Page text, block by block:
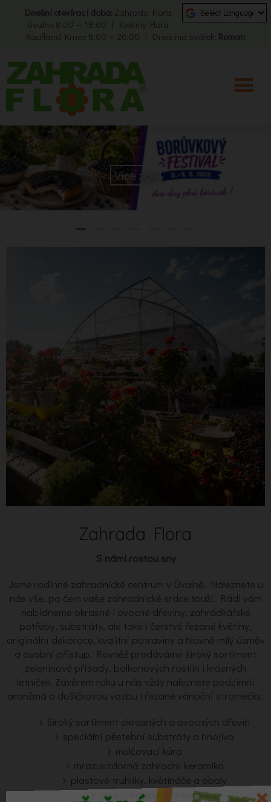
Dnešní otevírací doba: Zahrada Flora
Úvalno 8:00 — 18:00 | Květiny Flora
Kaufland Krnov 8:00 — 20:00 | Dnes má svátek: Roman
Více zde
Zahrada Flora
S námi rostou sny
Jsme rodinné zahradnické centrum v Úvalně. Naleznete u
nás vše, po čem vaše zahradnické srdce touží. Rádi vám
nabídneme okrasné i ovocné dřeviny, zahrádkářské
potřeby, substráty, ale také i čerstvé řezané květiny,
originální dekorace, kvalitní potraviny a hlavně milý úsměv
a osobní přístup. Rovněž prodáváme široký sortiment
zeleninové přísady, balkonových rostlin i krásných
letniček. Závěrem roku u nás vždy naleznete podzimní
aranžmá a dušičkovou vazbu i řezané vánoční stromečky.
široký sortiment okrasných a ovocných dřevin
speciální pěstební substráty a hnojiva
mulčovací kůra
mrazuvzdorná zahradní keramika
plastové truhlíky, květináče a obaly
zahrádkářské potřeby